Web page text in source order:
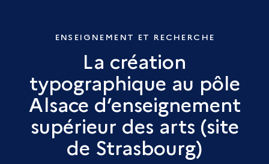
ENSEIGNEMENT ET RECHERCHE
La création
typographique au pôle
Alsace d’enseignement
supérieur des arts (site
de Strasbourg)